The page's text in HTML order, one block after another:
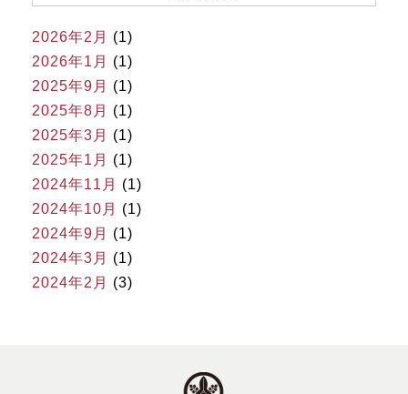
2026年2月
(1)
2026年1月
(1)
2025年9月
(1)
2025年8月
(1)
2025年3月
(1)
2025年1月
(1)
2024年11月
(1)
2024年10月
(1)
2024年9月
(1)
2024年3月
(1)
2024年2月
(3)